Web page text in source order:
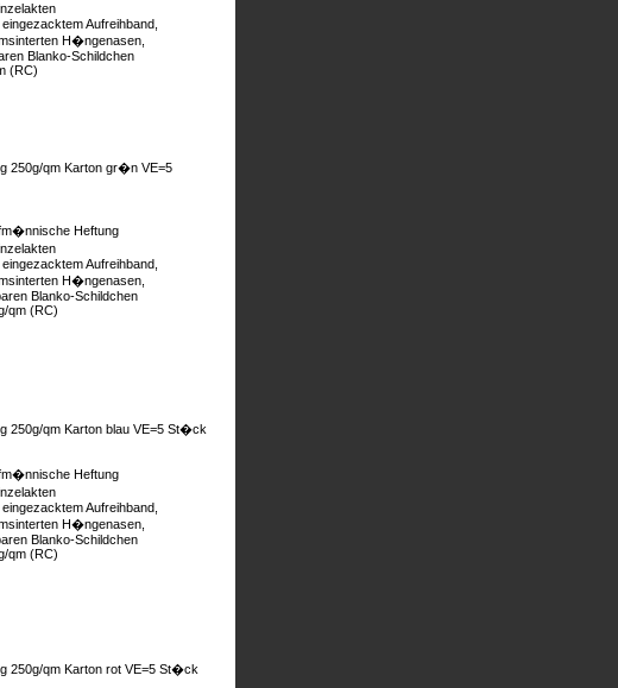
Aufreihband,
H�ngenasen,
Blanko-Schildchen
(RC)
250g/qm Karton gr�n VE=5
Heftung
Aufreihband,
H�ngenasen,
Blanko-Schildchen
qm (RC)
250g/qm Karton blau VE=5 St�ck
Heftung
Aufreihband,
H�ngenasen,
Blanko-Schildchen
qm (RC)
250g/qm Karton rot VE=5 St�ck